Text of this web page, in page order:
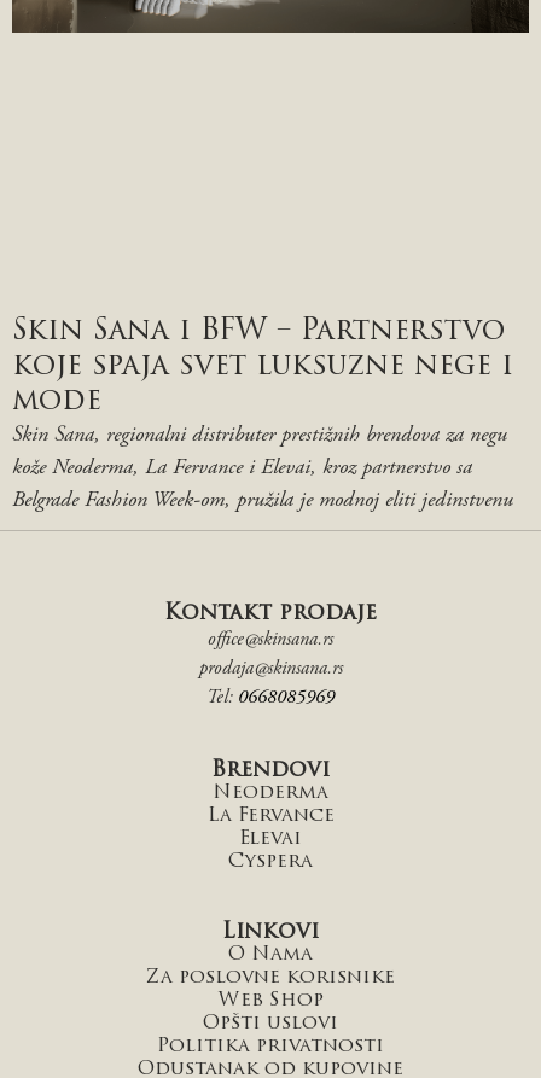
Skin Sana i BFW – Partnerstvo
koje spaja svet luksuzne nege i
mode
Skin Sana, regionalni distributer prestižnih brendova za negu
kože Neoderma, La Fervance i Elevai, kroz partnerstvo sa
Belgrade Fashion Week-om, pružila je modnoj eliti jedinstvenu
Kontakt prodaje
office@skinsana.rs
prodaja@skinsana.rs
Tel: 0668085969
Brendovi
Neoderma
La Fervance
Elevai
Cyspera
Linkovi
O Nama
Za poslovne korisnike
Web Shop
Opšti uslovi
Politika privatnosti
Odustanak od kupovine